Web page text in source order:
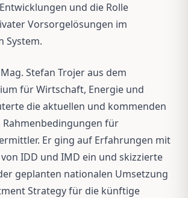
und die Rolle
Vorsorgelösungen im
System.
Stefan Trojer aus dem
für Wirtschaft, Energie und
die aktuellen und kommenden
für
Er ging auf Erfahrungen mit
IDD und IMD ein und skizzierte
geplanten nationalen Umsetzung
Strategy für die künftige